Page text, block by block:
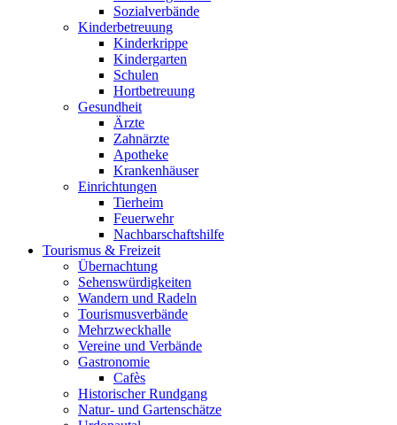
Sozialverbände
Kinderbetreuung
Kinderkrippe
Kindergarten
Schulen
Hortbetreuung
Gesundheit
Ärzte
Zahnärzte
Apotheke
Krankenhäuser
Einrichtungen
Tierheim
Feuerwehr
Nachbarschaftshilfe
Tourismus & Freizeit
Übernachtung
Sehenswürdigkeiten
Wandern und Radeln
Tourismusverbände
Mehrzweckhalle
Vereine und Verbände
Gastronomie
Cafès
Historischer Rundgang
Natur- und Gartenschätze